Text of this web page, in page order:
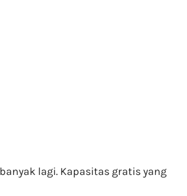
lagi. Kapasitas gratis yang